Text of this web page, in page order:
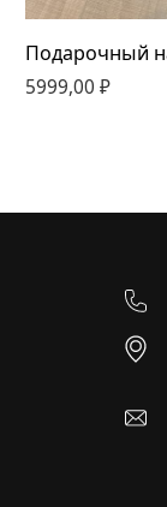
Подарочный
5999,00 ₽